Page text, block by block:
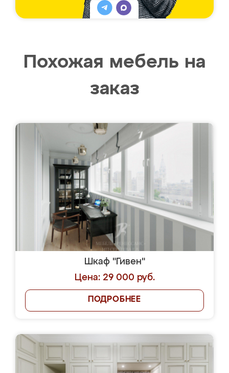
Похожая мебель на
заказ
Шкаф "Гивен"
Цена: 29 000 руб.
ПОДРОБНЕЕ